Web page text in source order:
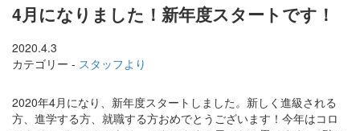
4月になりました！新年度スタートです！
2020.4.3
カテゴリー - スタッフより
2020年4月になり、新年度スタートしました。新しく進級される
方、進学する方、就職する方おめでとうございます！今年はコロ